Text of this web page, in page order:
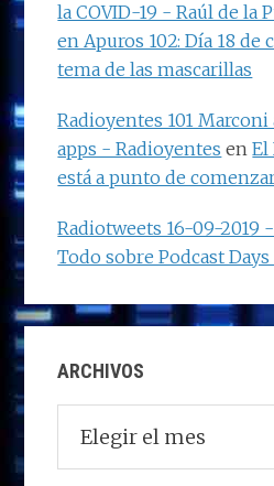
la COVID-19 - Raúl de la
en Apuros 102: Día 18 de
tema de las mascarillas
Radioyentes 101
apps - Radioyentes enEl
está a punto de
Radiotweets 16-09-2019
Todo sobre Podcast Days
ARCHIVOS